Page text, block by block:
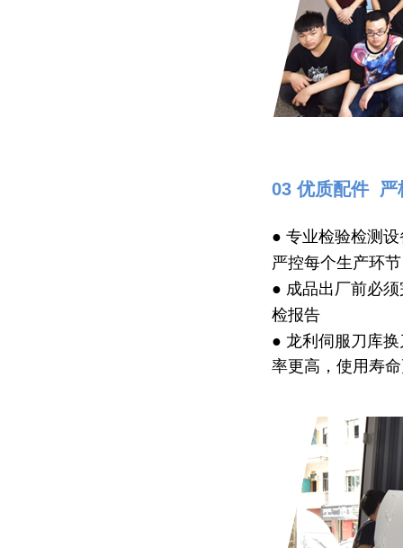
03 优质配件
● 专业检验检测
严控每个生产环节
● 成品出厂前必
检报告
● 龙利伺服刀库
率更高，使用寿